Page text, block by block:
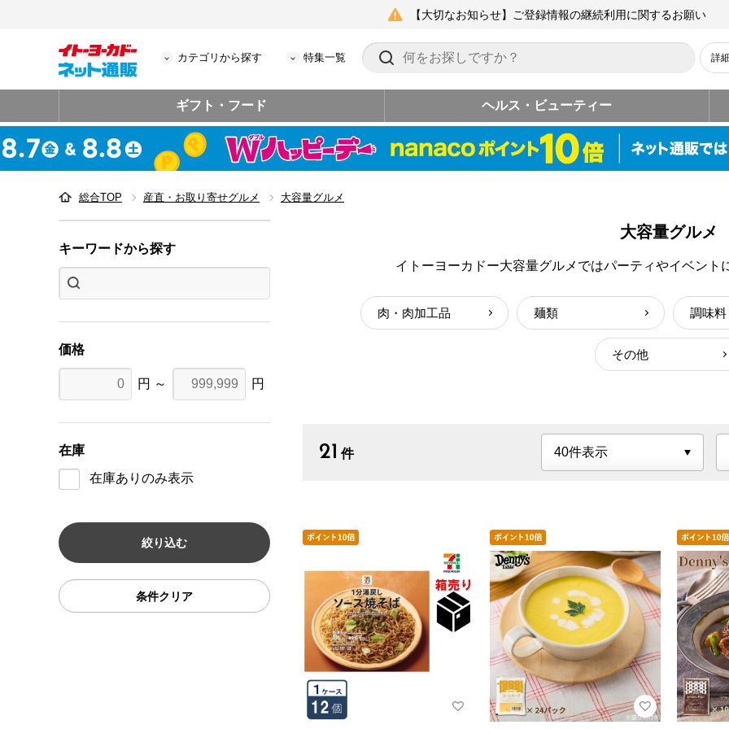
【大切なお知らせ】ご登録情報の継続利用に関するお願い
カテゴリから探す 特集一覧 詳
ギフト・フード ヘルス・ビューティー
総合TOP 産直・お取り寄せグルメ 大容量グルメ
キーワードから探す
価格
円 ～ 円
在庫
在庫ありのみ表示
条件クリア
大容量グルメ
イトーヨーカドー大容量グルメではパーティやイベント
肉・肉加工品 麺類 調味
その他
21 件